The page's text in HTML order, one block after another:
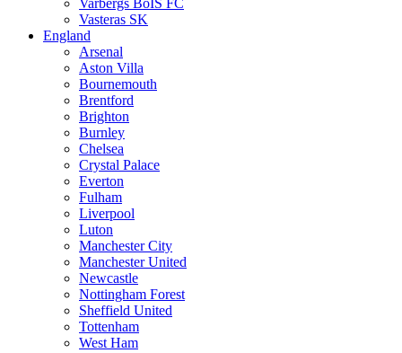
Vasteras SK
England
Arsenal
Aston Villa
Bournemouth
Brentford
Brighton
Burnley
Chelsea
Crystal Palace
Everton
Fulham
Liverpool
Luton
Manchester City
Manchester United
Newcastle
Nottingham Forest
Sheffield United
Tottenham
West Ham